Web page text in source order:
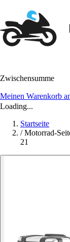
Zwischensumme
Meinen Warenkorb
Loading...
Startseite
/ Motorrad-
21